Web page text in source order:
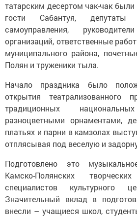
татарским десертом чак-чак
гости Сабантуя, депутаты
самоуправления,
организаций, ответственные
муниципального района,
Полян и труженики тыла.
Начало праздника было
открытия
традиционных
разноцветными орнаментами,
платьях и парни в камзолах
отплясывая под веселую и
Подготовлено это
Камско-Полянских
специалистов культурного
Значительный вклад в
внесли – учащиеся школ,